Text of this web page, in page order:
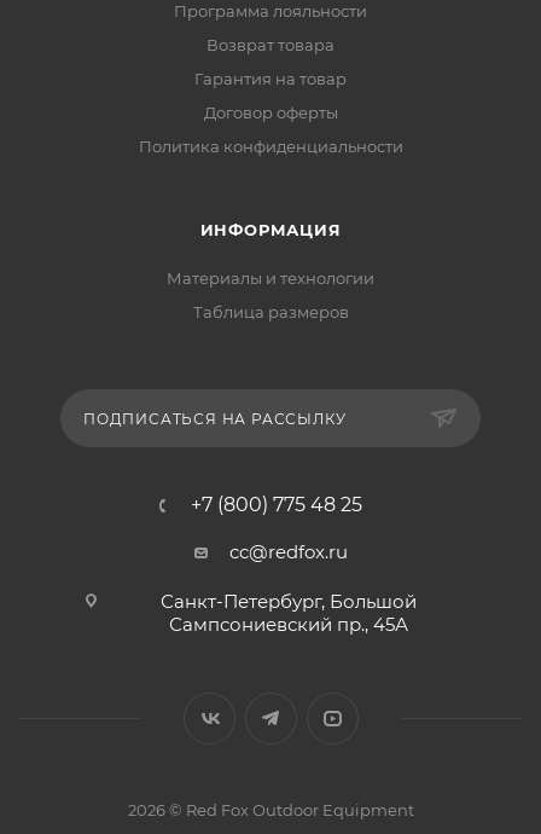
Программа лояльности
Возврат товара
Гарантия на товар
Договор оферты
Политика конфиденциальности
ИНФОРМАЦИЯ
Материалы и технологии
Таблица размеров
ПОДПИСАТЬСЯ НА РАССЫЛКУ
+7 (800) 775 48 25
cc@redfox.ru
Санкт-Петербург, Большой
Сампсониевский пр., 45А
2026 © Red Fox Outdoor Equipment